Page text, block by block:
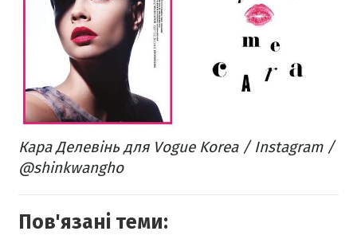
Кара Делевінь для Vogue Korea / Instagram /
@shinkwangho
Пов'язані теми: